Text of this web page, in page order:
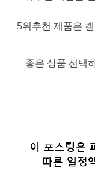
5위추천 제품은
좋은 상품 선택